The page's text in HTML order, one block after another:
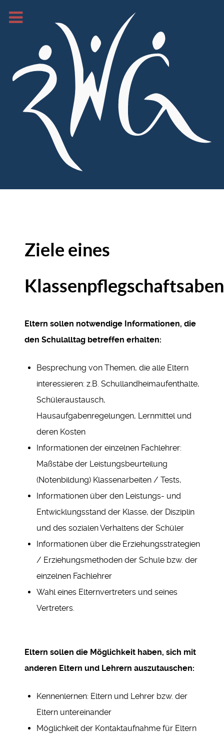
Ziele eines
Eltern sollen notwendige Informationen, die
den Schulalltag betreffen erhalten:
Besprechung von Themen, die alle Eltern
interessieren: z.B. Schullandheimaufenthalte,
Schüleraustausch,
Hausaufgabenregelungen, Lernmittel und
deren Kosten
Informationen der einzelnen Fachlehrer:
Maßstäbe der Leistungsbeurteilung
(Notenbildung) Klassenarbeiten / Tests,
Informationen über den Leistungs- und
Entwicklungsstand der Klasse, der Disziplin
und des sozialen Verhaltens der Schüler
Informationen über die Erziehungsstrategien
/ Erziehungsmethoden der Schule bzw. der
einzelnen Fachlehrer
Wahl eines Elternvertreters und seines
Vertreters.
Eltern sollen die Möglichkeit haben, sich mit
anderen Eltern und Lehrern auszutauschen:
Kennenlernen: Eltern und Lehrer bzw. der
Eltern untereinander
Möglichkeit der Kontaktaufnahme für Eltern